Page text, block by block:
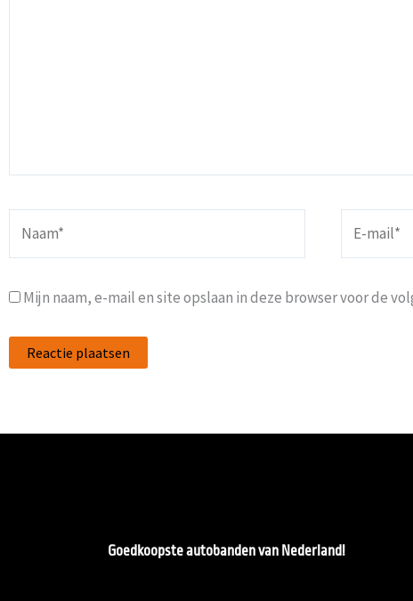
mail*
Mijn naam, e-mail en site opslaan in deze browser voor de
Goedkoopste autobanden van Nederland!